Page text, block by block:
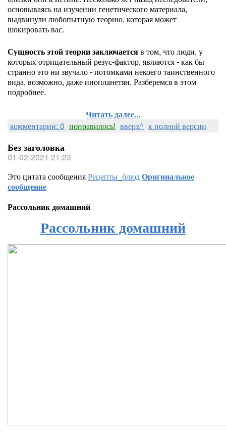
основываясь на изучении генетического материала,
выдвинули любопытную теорию, которая может
шокировать вас.
Сущность этой теории заключаетсяв том, что люди, у
которых отрицательный резус-фактор, являются - как бы
странно это ни звучало - потомками некоего таинственного
вида, возможно, даже инопланетян. Разберемся в этом
подробнее.
Читать далее...
комментарии: 0 понравилось! вверх^ к полной версии
Без заголовка
01-02-2021 21:23
Это цитата сообщенияРецепты_блюдОригинальное
сообщение
Рассольник домашний
Рассольник домашний